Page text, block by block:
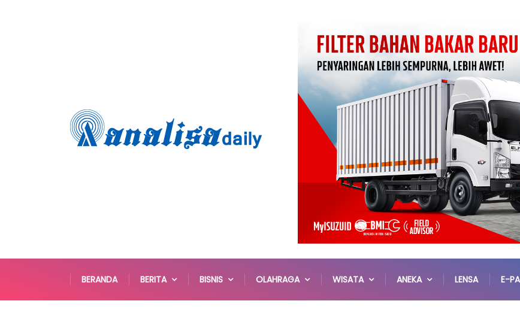
BERANDA BERITA BISNIS OLAHRAGA WISATA ANEKA LENSA E-